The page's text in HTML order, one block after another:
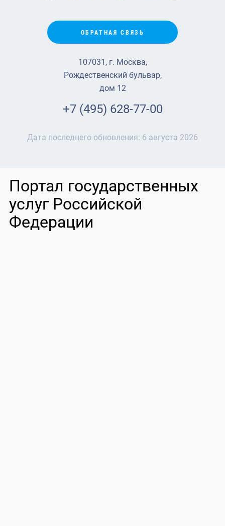
ОБРАТНАЯ СВЯЗЬ
107031, г. Москва,
Рождественский бульвар,
дом 12
+7 (495) 628-77-00
Дата последнего обновления: 6 августа 2026
Портал государственных
услуг Российской
Федерации